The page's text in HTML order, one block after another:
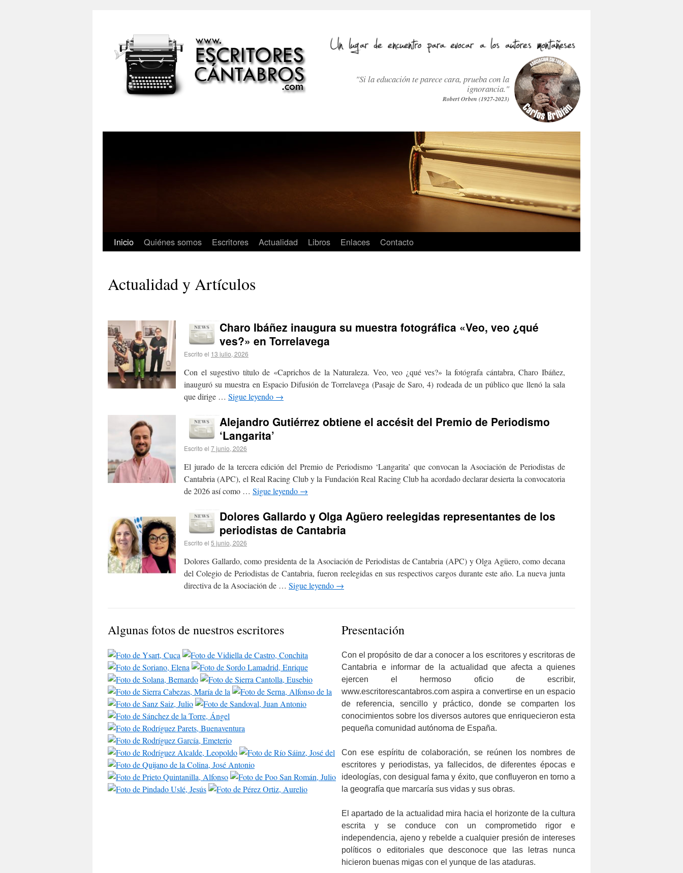
"Si la educación te parece cara, prueba con la
ignorancia."
Robert Orben (1927-2023)
Inicio Quiénes somos Escritores Actualidad Libros Enlaces Contacto
Actualidad y Artículos
Charo Ibáñez inaugura su muestra fotográfica «Veo, veo ¿qué
ves?» en Torrelavega
Escrito el 13 julio, 2026
Con el sugestivo título de «Caprichos de la Naturaleza. Veo, veo ¿qué ves?» la fotógrafa cántabra, Charo Ibáñez,
inauguró su muestra en Espacio Difusión de Torrelavega (Pasaje de Saro, 4) rodeada de un público que llenó la sala
que dirige … Sigue leyendo →
Alejandro Gutiérrez obtiene el accésit del Premio de Periodismo
‘Langarita’
Escrito el 7 junio, 2026
El jurado de la tercera edición del Premio de Periodismo ‘Langarita’ que convocan la Asociación de Periodistas de
Cantabria (APC), el Real Racing Club y la Fundación Real Racing Club ha acordado declarar desierta la convocatoria
de 2026 así como … Sigue leyendo →
Dolores Gallardo y Olga Agüero reelegidas representantes de los
periodistas de Cantabria
Escrito el 5 junio, 2026
Dolores Gallardo, como presidenta de la Asociación de Periodistas de Cantabria (APC) y Olga Agüero, como decana
del Colegio de Periodistas de Cantabria, fueron reelegidas en sus respectivos cargos durante este año. La nueva junta
directiva de la Asociación de … Sigue leyendo →
Algunas fotos de nuestros escritores Presentación
Con el propósito de dar a conocer a los escritores y escritoras de
Cantabria e informar de la actualidad que afecta a quienes
ejercen el hermoso oficio de escribir,
www.escritorescantabros.com aspira a convertirse en un espacio
de referencia, sencillo y práctico, donde se comparten los
conocimientos sobre los diversos autores que enriquecieron esta
pequeña comunidad autónoma de España.
Con ese espíritu de colaboración, se reúnen los nombres de
escritores y periodistas, ya fallecidos, de diferentes épocas e
ideologías, con desigual fama y éxito, que confluyeron en torno a
la geografía que marcaría sus vidas y sus obras.
El apartado de la actualidad mira hacia el horizonte de la cultura
escrita y se conduce con un comprometido rigor e
independencia, ajeno y rebelde a cualquier presión de intereses
políticos o editoriales que desconoce que las letras nunca
hicieron buenas migas con el yunque de las ataduras.